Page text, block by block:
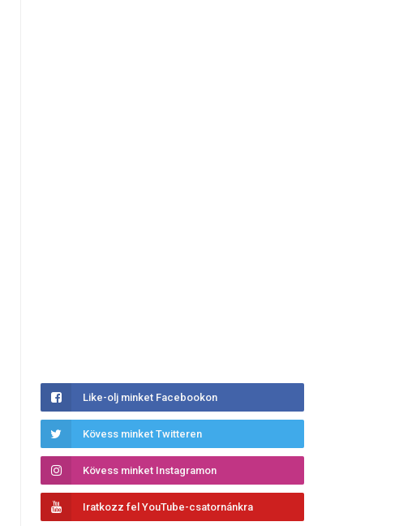
Like-olj minket Facebookon
Kövess minket Twitteren
Kövess minket Instagramon
Iratkozz fel YouTube-csatornánkra